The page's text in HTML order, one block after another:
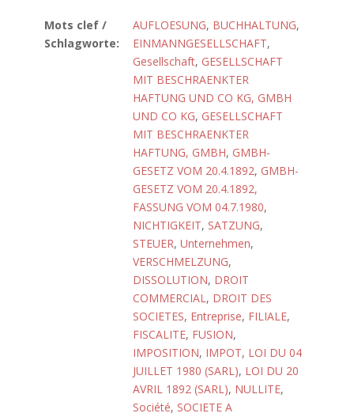
Mots clef /
Schlagworte:
AUFLOESUNG, BUCHHALTUNG,
EINMANNGESELLSCHAFT,
Gesellschaft, GESELLSCHAFT
MIT BESCHRAENKTER
HAFTUNG UND CO KG, GMBH
UND CO KG, GESELLSCHAFT
MIT BESCHRAENKTER
HAFTUNG, GMBH, GMBH-
GESETZ VOM 20.4.1892, GMBH-
GESETZ VOM 20.4.1892,
FASSUNG VOM 04.7.1980,
NICHTIGKEIT, SATZUNG,
STEUER, Unternehmen,
VERSCHMELZUNG,
DISSOLUTION, DROIT
COMMERCIAL, DROIT DES
SOCIETES, Entreprise, FILIALE,
FISCALITE, FUSION,
IMPOSITION, IMPOT, LOI DU 04
JUILLET 1980 (SARL), LOI DU 20
AVRIL 1892 (SARL), NULLITE,
Société, SOCIETE A